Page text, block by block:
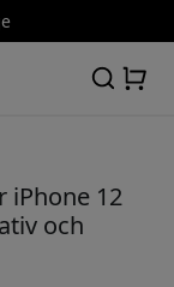
iPhone 12
och